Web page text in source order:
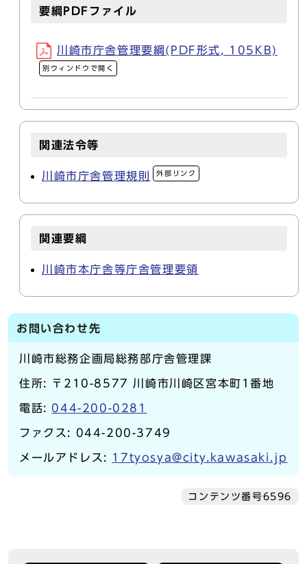
要綱PDFファイル
川崎市庁舎管理要綱(PDF形式, 105KB)
別ウィンドウで開く
関連法令等
川崎市庁舎管理規則 外部リンク
関連要綱
川崎市本庁舎等庁舎管理要領
お問い合わせ先
川崎市総務企画局総務部庁舎管理課
住所: 〒210-8577 川崎市川崎区宮本町1番地
電話: 044-200-0281
ファクス: 044-200-3749
メールアドレス: 17tyosya@city.kawasaki.jp
コンテンツ番号6596